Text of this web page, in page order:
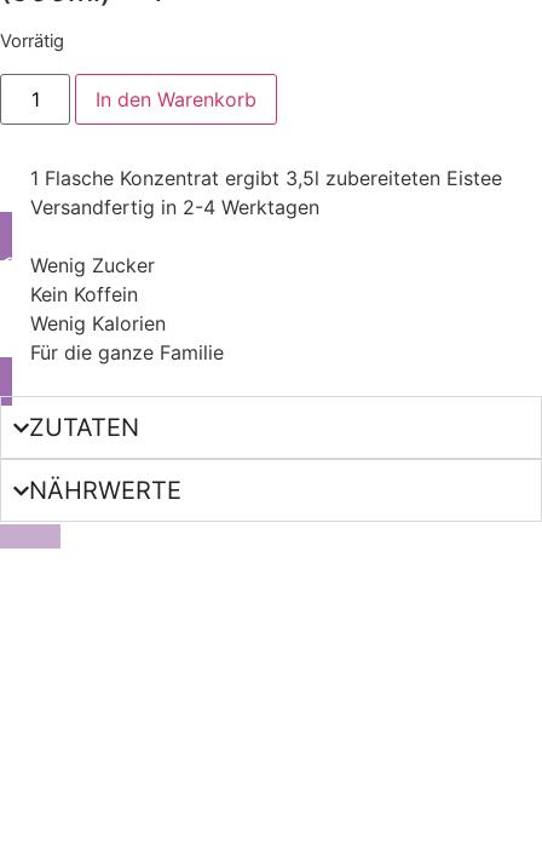
Vorrätig
In den Warenkorb
1 Flasche Konzentrat ergibt 3,5l zubereiteten Eistee
Versandfertig in 2-4 Werktagen
Wenig Zucker
Kein Koffein
Wenig Kalorien
Für die ganze Familie
ZUTATEN
NÄHRWERTE